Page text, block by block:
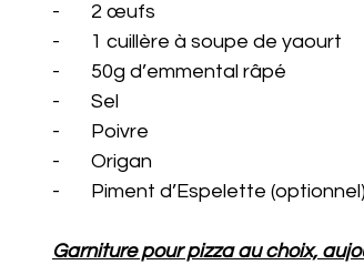
-       2 œufs
-       1 cuillère à soupe de yaourt
-       50g d’emmental râpé
-       Sel
-       Poivre
-       Origan
-       Piment d’Espelette (optionnel)
Garniture pour pizza au choix,